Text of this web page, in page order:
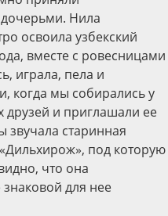
Нила
освоила узбекский
вместе с ровесницами
играла, пела и
когда мы собирались у
друзей и приглашали ее
звучала старинная
под которую
что она
для нее